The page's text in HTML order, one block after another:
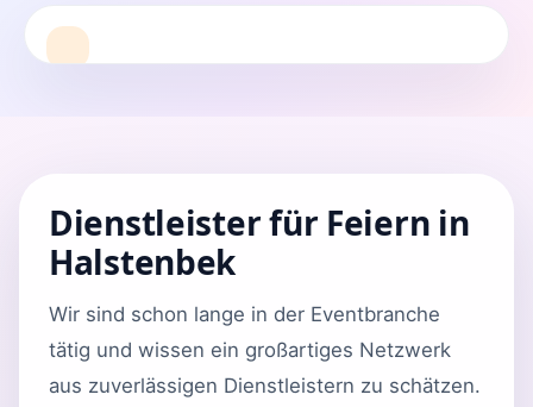
Dienstleister für Feiern in
Halstenbek
Wir sind schon lange in der Eventbranche
tätig und wissen ein großartiges Netzwerk
aus zuverlässigen Dienstleistern zu schätzen.